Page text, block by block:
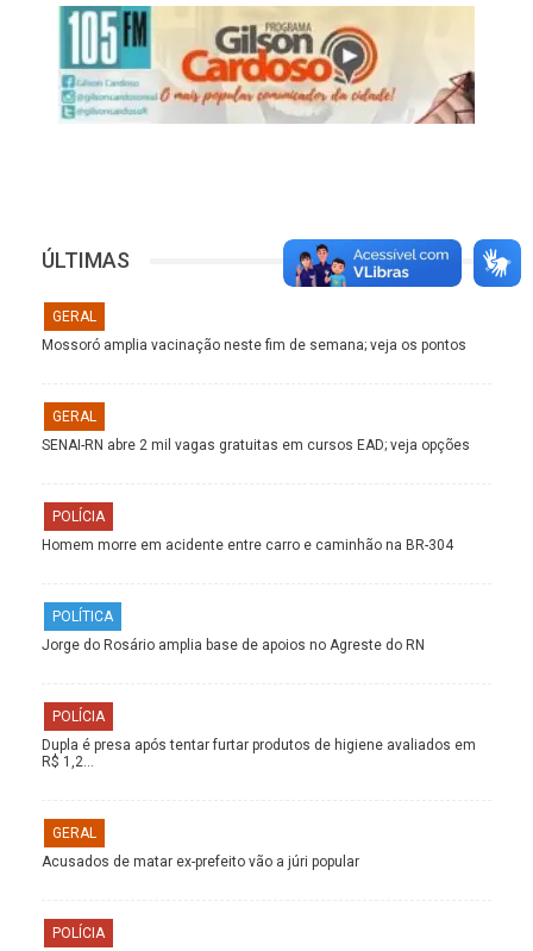
ÚLTIMAS
GERAL
Mossoró amplia vacinação neste fim de semana; veja os pontos
GERAL
SENAI-RN abre 2 mil vagas gratuitas em cursos EAD; veja opções
POLÍCIA
Homem morre em acidente entre carro e caminhão na BR-304
POLÍTICA
Jorge do Rosário amplia base de apoios no Agreste do RN
POLÍCIA
Dupla é presa após tentar furtar produtos de higiene avaliados em
R$ 1,2…
GERAL
Acusados de matar ex-prefeito vão a júri popular
POLÍCIA